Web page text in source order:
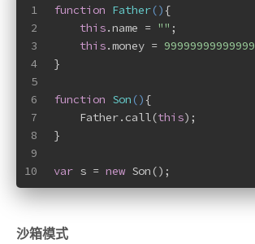
1
2
3
4
5
6
7
8
9
10
function Father() {
this.name = "" ;
this.money = 99999999999999
}
function Son () {
    Father.call(
this);
}
var s = new Son();
沙箱模式